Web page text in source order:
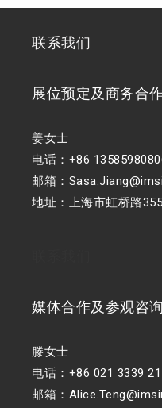
联系我们
展位预定及商务合
姜女士
电话：+86
邮箱：
地址：上海市虹桥路
媒体合作及参观咨询
滕女士
电话：+86 021 3339
邮箱：